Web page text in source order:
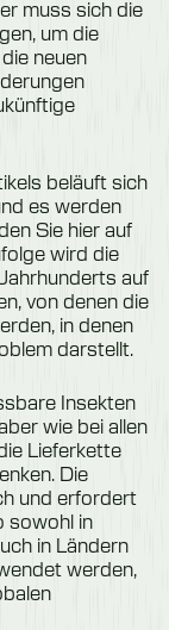
muss sich die
um die
neuen
beläuft sich
es werden
Sie hier auf
wird die
auf
von denen die
in denen
darstellt.
Insekten
wie bei allen
Lieferkette
Die
und erfordert
sowohl in
in Ländern
werden,